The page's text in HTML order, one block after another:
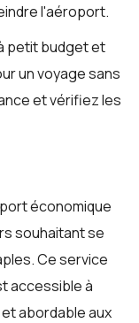
l'aéroport.
petit budget et
un voyage sans
et vérifiez les
économique
souhaitant se
Ce service
accessible à
abordable aux